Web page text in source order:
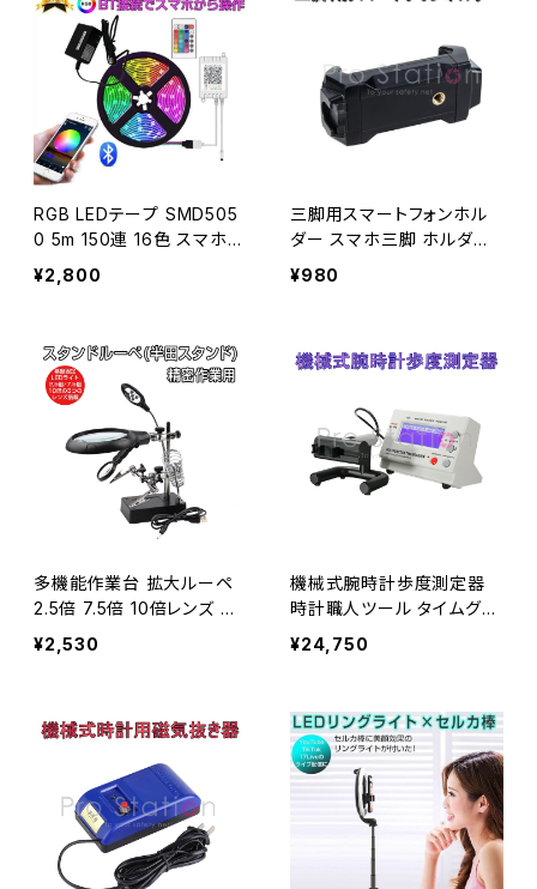
RGB LEDテープ SMD505
0 5m 150連 16色 スマホか
ら操作が可能 調光 防水 カ
ット可能 12V 1ヶ月保証 送
¥2,800
三脚用スマートフォンホル
ダー スマホ三脚 ホルダー
1/4ネジ アーム 最大幅18c
¥980
多機能作業台 拡大ルーペ
2.5倍 7.5倍 10倍レンズ 精
密作業用 拡大鏡 電子基板
精密機器 1ヶ月保証 送料無
¥2,530
機械式腕時計歩度測定器
時計職人ツール タイムグラ
ファー「CDA1000G.A」
¥24,750